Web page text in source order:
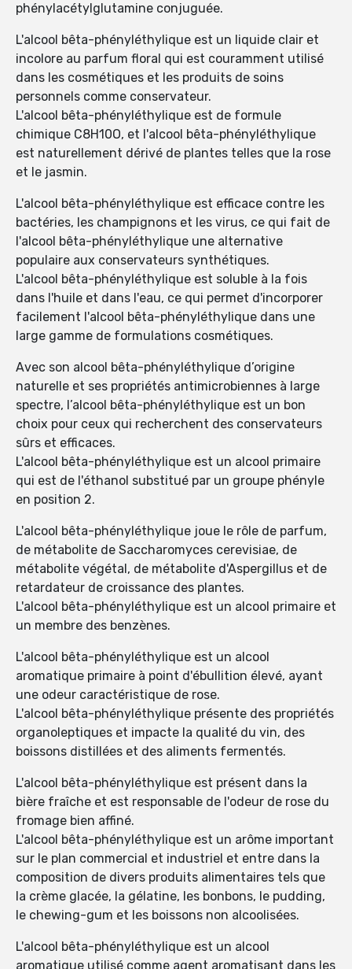
phénylacétylglutamine conjuguée.
L'alcool bêta-phényléthylique est un liquide clair et
incolore au parfum floral qui est couramment utilisé
dans les cosmétiques et les produits de soins
personnels comme conservateur.
L'alcool bêta-phényléthylique est de formule
chimique C8H10O, et l'alcool bêta-phényléthylique
est naturellement dérivé de plantes telles que la rose
et le jasmin.
L'alcool bêta-phényléthylique est efficace contre les
bactéries, les champignons et les virus, ce qui fait de
l'alcool bêta-phényléthylique une alternative
populaire aux conservateurs synthétiques.
L'alcool bêta-phényléthylique est soluble à la fois
dans l'huile et dans l'eau, ce qui permet d'incorporer
facilement l'alcool bêta-phényléthylique dans une
large gamme de formulations cosmétiques.
Avec son alcool bêta-phényléthylique d’origine
naturelle et ses propriétés antimicrobiennes à large
spectre, l’alcool bêta-phényléthylique est un bon
choix pour ceux qui recherchent des conservateurs
sûrs et efficaces.
L'alcool bêta-phényléthylique est un alcool primaire
qui est de l'éthanol substitué par un groupe phényle
en position 2.
L'alcool bêta-phényléthylique joue le rôle de parfum,
de métabolite de Saccharomyces cerevisiae, de
métabolite végétal, de métabolite d'Aspergillus et de
retardateur de croissance des plantes.
L'alcool bêta-phényléthylique est un alcool primaire et
un membre des benzènes.
L'alcool bêta-phényléthylique est un alcool
aromatique primaire à point d'ébullition élevé, ayant
une odeur caractéristique de rose.
L'alcool bêta-phényléthylique présente des propriétés
organoleptiques et impacte la qualité du vin, des
boissons distillées et des aliments fermentés.
L'alcool bêta-phényléthylique est présent dans la
bière fraîche et est responsable de l'odeur de rose du
fromage bien affiné.
L'alcool bêta-phényléthylique est un arôme important
sur le plan commercial et industriel et entre dans la
composition de divers produits alimentaires tels que
la crème glacée, la gélatine, les bonbons, le pudding,
le chewing-gum et les boissons non alcoolisées.
L'alcool bêta-phényléthylique est un alcool
aromatique utilisé comme agent aromatisant dans les